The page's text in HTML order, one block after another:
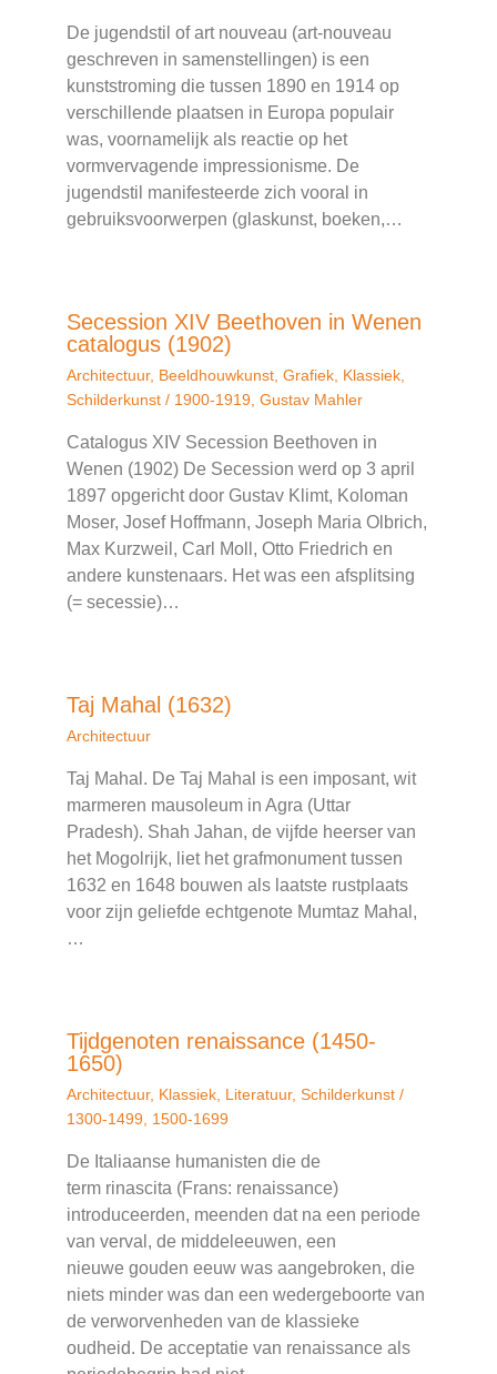
De jugendstil of art nouveau (art-nouveau
geschreven in samenstellingen) is een
kunststroming die tussen 1890 en 1914 op
verschillende plaatsen in Europa populair
was, voornamelijk als reactie op het
vormvervagende impressionisme. De
jugendstil manifesteerde zich vooral in
gebruiksvoorwerpen (glaskunst, boeken,…
Secession XIV Beethoven in Wenen
catalogus (1902)
Architectuur, Beeldhouwkunst Grafiek Klassiek
Schilderkunst / 1900-1919 Gustav Mahler
Catalogus XIV Secession Beethoven in
Wenen (1902) De Secession werd op 3 april
1897 opgericht door Gustav Klimt, Koloman
Moser, Josef Hoffmann, Joseph Maria Olbrich,
Max Kurzweil, Carl Moll, Otto Friedrich en
andere kunstenaars. Het was een afsplitsing
(= secessie)…
Taj Mahal (1632)
Architectuur
Taj Mahal. De Taj Mahal is een imposant, wit
marmeren mausoleum in Agra (Uttar
Pradesh). Shah Jahan, de vijfde heerser van
het Mogolrijk, liet het grafmonument tussen
1632 en 1648 bouwen als laatste rustplaats
voor zijn geliefde echtgenote Mumtaz Mahal,
…
Tijdgenoten renaissance (1450-
1650)
Architectuur, Klassiek Literatuur, Schilderkunst /
1300-1499 1500-1699
De Italiaanse humanisten die de
term rinascita (Frans: renaissance)
introduceerden, meenden dat na een periode
van verval, de middeleeuwen, een
nieuwe gouden eeuw was aangebroken, die
niets minder was dan een wedergeboorte van
de verworvenheden van de klassieke
oudheid. De acceptatie van renaissance als